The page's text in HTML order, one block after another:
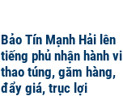
Bảo Tín Mạnh Hải lên
tiếng phủ nhận hành vi
thao túng, găm hàng,
đẩy giá, trục lợi